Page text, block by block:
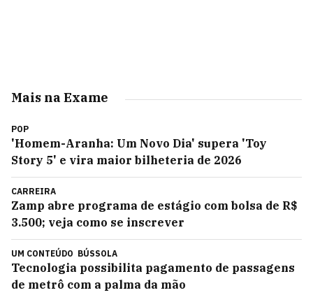
Mais na Exame
POP
'Homem-Aranha: Um Novo Dia' supera 'Toy
Story 5' e vira maior bilheteria de 2026
CARREIRA
Zamp abre programa de estágio com bolsa de R$
3.500; veja como se inscrever
UM CONTEÚDO BÚSSOLA
Tecnologia possibilita pagamento de passagens
de metrô com a palma da mão